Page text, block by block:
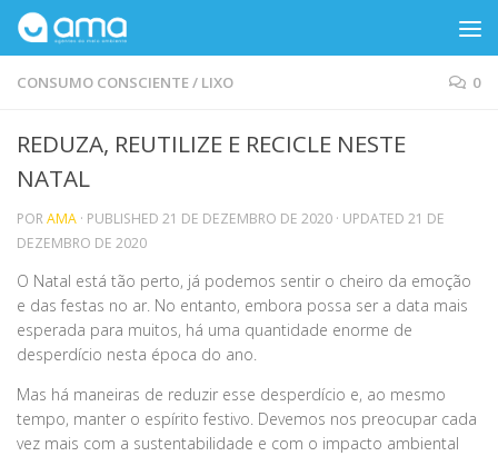
Skip to content
CONSUMO CONSCIENTE/ LIXO 0
REDUZA, REUTILIZE E RECICLE NESTE
NATAL
PORAMA · PUBLISHED 21 DE DEZEMBRO DE 2020 · UPDATED 21 DE
DEZEMBRO DE 2020
O Natal está tão perto, já podemos sentir o cheiro da emoção
e das festas no ar. No entanto, embora possa ser a data mais
esperada para muitos, há uma quantidade enorme de
desperdício nesta época do ano.
Mas há maneiras de reduzir esse desperdício e, ao mesmo
tempo, manter o espírito festivo. Devemos nos preocupar cada
vez mais com a sustentabilidade e com o impacto ambiental